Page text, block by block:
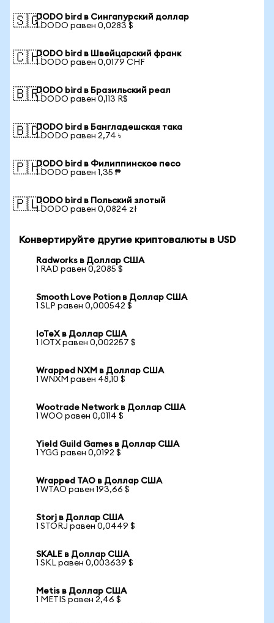
🇸🇬DODO bird в Сингапурский доллар
1 DODO равен 0,0283 $
🇨🇭DODO bird в Швейцарский франк
1 DODO равен 0,0179 CHF
🇧🇷DODO bird в Бразильский реал
1 DODO равен 0,113 R$
🇧🇩DODO bird в Бангладешская така
1 DODO равен 2,74 ৳
🇵🇭DODO bird в Филиппинское песо
1 DODO равен 1,35 ₱
🇵🇱DODO bird в Польский злотый
1 DODO равен 0,0824 zł
Конвертируйте другие криптовалюты в USD
Radworks в Доллар США
1 RAD равен 0,2085 $
Smooth Love Potion в Доллар США
1 SLP равен 0,000542 $
IoTeX в Доллар США
1 IOTX равен 0,002257 $
Wrapped NXM в Доллар США
1 WNXM равен 48,10 $
Wootrade Network в Доллар США
1 WOO равен 0,0114 $
Yield Guild Games в Доллар США
1 YGG равен 0,0192 $
Wrapped TAO в Доллар США
1 WTAO равен 193,66 $
Storj в Доллар США
1 STORJ равен 0,0449 $
SKALE в Доллар США
1 SKL равен 0,003639 $
Metis в Доллар США
1 METIS равен 2,46 $